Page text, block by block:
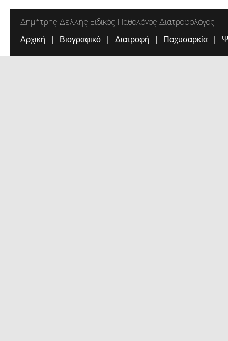
Δημήτρης Δελλής Ειδικός Παθολόγος Διατροφολόγος
Αρχική Βιογραφικό Διατροφή Παχυσαρκία